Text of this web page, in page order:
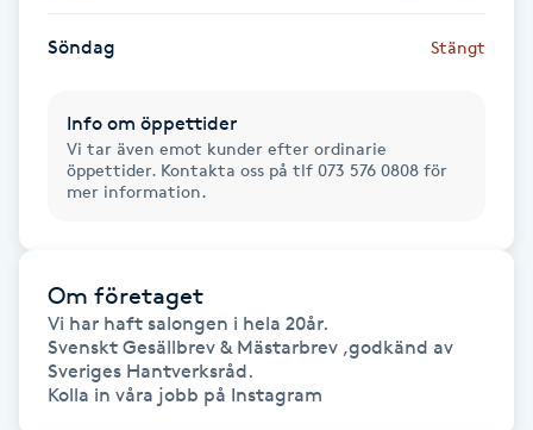
Gelenaglar
Gellack med förstärkning
Gravidmassage
Söndag Stängt
Info om öppettider
Vi tar även emot kunder efter ordinarie
öppettider. Kontakta oss på tlf 073 576 0808 för
mer information.
Om företaget
Vi har haft salongen i hela 20år.
Svenskt Gesällbrev & Mästarbrev ,godkänd av
Sveriges Hantverksråd.
Kolla in våra jobb på Instagram